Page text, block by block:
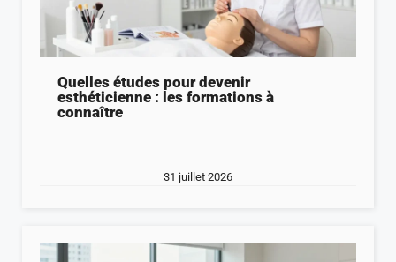
Quelles études pour devenir
esthéticienne : les formations à
connaître
31 juillet 2026